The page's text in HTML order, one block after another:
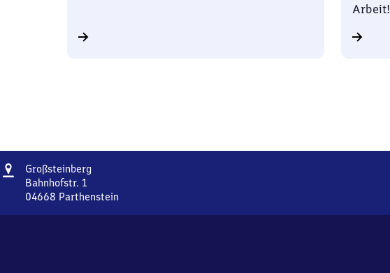
Arbeit!
Adresse
Großsteinberg
Bahnhofstr. 1
04668 Parthenstein